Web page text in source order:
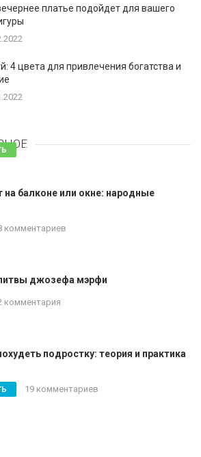
платье подойдет для вашего
4 цвета для привлечения богатства и
81 комментарий
на балконе или окне: народные
комментариев
джозефа мэрфи
комментария
подростку: теория и практика
19 комментариев